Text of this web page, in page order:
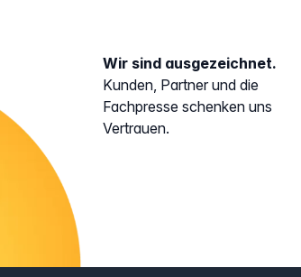
Wir sind ausgezeichnet.
Kunden, Partner und die
Fachpresse schenken uns
Vertrauen.